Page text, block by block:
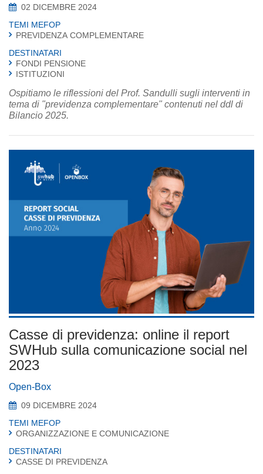
02 DICEMBRE 2024
TEMI MEFOP
PREVIDENZA COMPLEMENTARE
DESTINATARI
FONDI PENSIONE
ISTITUZIONI
Ospitiamo le riflessioni del Prof. Sandulli sugli interventi in
tema di "previdenza complementare" contenuti nel ddl di
Bilancio 2025.
Casse di previdenza: online il report
SWHub sulla comunicazione social nel
2023
Open-Box
09 DICEMBRE 2024
TEMI MEFOP
ORGANIZZAZIONE E COMUNICAZIONE
DESTINATARI
CASSE DI PREVIDENZA